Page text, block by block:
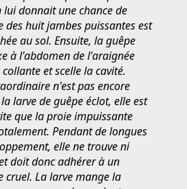
donnait une chance de
des huit jambes puissantes est
au sol. Ensuite, la guêpe
à l'abdomen de l'araignée
et scelle la cavité.
n'est pas encore
larve de guêpe éclot, elle est
que la proie impuissante
Pendant de longues
elle ne trouve ni
doit donc adhérer à un
cruel. La larve mange la